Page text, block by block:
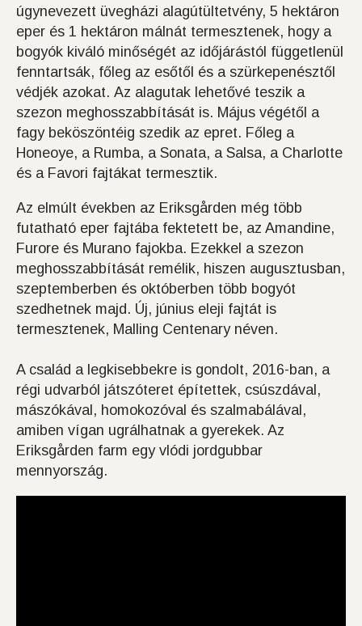
úgynevezett üvegházi alagútültetvény, 5 hektáron
eper és 1 hektáron málnát termesztenek, hogy a
bogyók kiváló minőségét az időjárástól függetlenül
fenntartsák, főleg az esőtől és a szürkepenésztől
védjék azokat. Az alagutak lehetővé teszik a
szezon meghosszabbítását is. Május végétől a
fagy beköszöntéig szedik az epret. Főleg a
Honeoye, a Rumba, a Sonata, a Salsa, a Charlotte
és a Favori fajtákat termesztik.
Az elmúlt években az Eriksgården még több
futatható eper fajtába fektetett be, az Amandine,
Furore és Murano fajokba. Ezekkel a szezon
meghosszabbítását remélik, hiszen augusztusban,
szeptemberben és októberben több bogyót
szedhetnek majd. Új, június eleji fajtát is
termesztenek, Malling Centenary néven.
A család a legkisebbekre is gondolt, 2016-ban, a
régi udvarból játszóteret építettek, csúszdával,
mászókával, homokozóval és szalmabálával,
amiben vígan ugrálhatnak a gyerekek. Az
Eriksgården farm egy vlódi jordgubbar
mennyország.